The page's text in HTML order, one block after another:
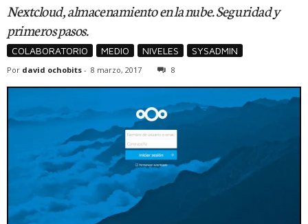
Nextcloud, almacenamiento en la nube. Seguridad y
primeros pasos.
COLABORATORIO MEDIO NIVELES SYSADMIN
Por david ochobits - 8 marzo, 2017 8